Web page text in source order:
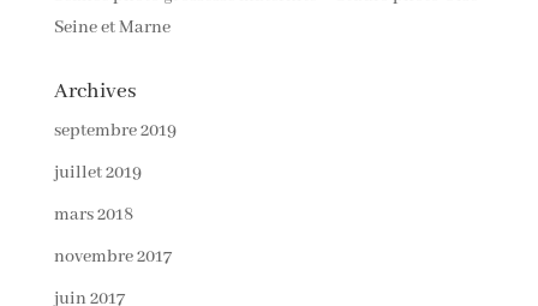
Seine et Marne
Archives
septembre 2019
juillet 2019
mars 2018
novembre 2017
juin 2017